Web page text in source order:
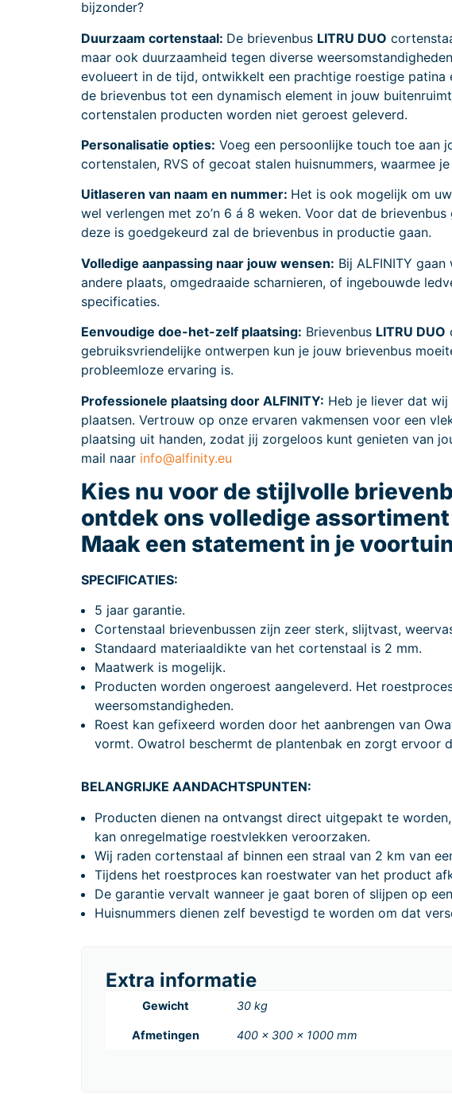
bijzonder?
Duurzaam cortenstaal: De brievenbus LITRU DUO
maar ook duurzaamheid tegen diverse
evolueert in de tijd, ontwikkelt een prachtige roestige
de brievenbus tot een dynamisch element in jouw
cortenstalen producten worden niet geroest geleverd.
Personalisatie opties: Voeg een persoonlijke touch toe aan
cortenstalen, RVS of gecoat stalen huisnummers, waarmee
Uitlaseren van naam en nummer: Het is ook mogelijk om
wel verlengen met zo’n 6 á 8 weken. Voor dat de
deze is goedgekeurd zal de brievenbus in productie gaan.
Volledige aanpassing naar jouw wensen: Bij ALFINITY
andere plaats, omgedraaide scharnieren, of ingebouwde
specificaties.
Eenvoudige doe-het-zelf plaatsing: Brievenbus LITRU DUO
gebruiksvriendelijke ontwerpen kun je jouw brievenbus
probleemloze ervaring is.
Professionele plaatsing door ALFINITY: Heb je liever dat wij
plaatsen. Vertrouw op onze ervaren vakmensen voor een
plaatsing uit handen, zodat jij zorgeloos kunt genieten van
mail naar info@alfinity.eu
Kies nu voor de stijlvolle
ontdek ons volledige
Maak een statement in je
SPECIFICATIES:
5 jaar garantie.
Cortenstaal brievenbussen zijn zeer sterk, slijtvast,
Standaard materiaaldikte van het cortenstaal is 2 mm.
Maatwerk is mogelijk.
Producten worden ongeroest aangeleverd. Het
weersomstandigheden.
Roest kan gefixeerd worden door het aanbrengen van
vormt. Owatrol beschermt de plantenbak en zorgt ervoor
BELANGRIJKE AANDACHTSPUNTEN:
Producten dienen na ontvangst direct uitgepakt te
kan onregelmatige roestvlekken veroorzaken.
Wij raden cortenstaal af binnen een straal van 2 km van
Tijdens het roestproces kan roestwater van het product
De garantie vervalt wanneer je gaat boren of slijpen op
Huisnummers dienen zelf bevestigd te worden om dat
Extra informatie
Gewicht 30 kg
Afmetingen 400 × 300 × 1000 mm